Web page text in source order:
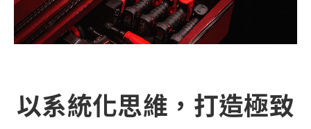
以系統化思維，打造極致